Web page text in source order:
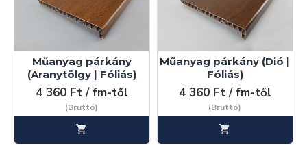
Műanyag párkány
(Aranytölgy | Fóliás)
4 360 Ft / fm-től
(Bruttó)
Műanyag párkány (Dió |
Fóliás)
4 360 Ft / fm-től
(Bruttó)